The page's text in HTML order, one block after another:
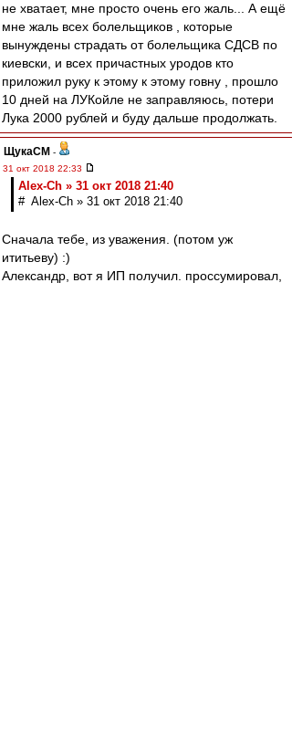
не хватает, мне просто очень его жаль... А ещё
мне жаль всех болельщиков , которые
вынуждены страдать от болельщика СДСВ по
киевски, и всех причастных уродов кто
приложил руку к этому к этому говну , прошло
10 дней на ЛУКойле не заправляюсь, потери
Лука 2000 рублей и буду дальше продолжать.
ЩукаСМ -
31 окт 2018 22:33
Alex-Ch » 31 окт 2018 21:40
# Alex-Ch » 31 окт 2018 21:40
Сначала тебе, из уважения. (потом уж
ититьеву) :)
Александр, вот я ИП получил. проссумировал,